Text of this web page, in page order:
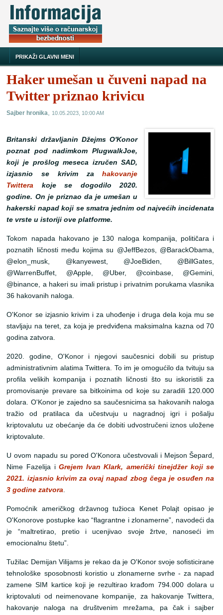
PRIKAŽI GLAVNI MENI
Haker umešan u čuveni napad na
Twitter priznao krivicu
Sajber hronika, 10.05.2023, 10:00 AM
Britanski državljanin Džejms O'Konor
poznat pod nadimkom PlugwalkJoe,
koji je prošlog meseca izručen SAD,
izjasnio se krivim za
hakovanje
Twittera
koje se dogodilo 2020.
godine. On je priznao da je umešan u
hakerski napad koji se smatra jednim od najvećih incidenata
te vrste u istoriji ove platforme.
Tokom napada hakovano je 130 naloga kompanija, političara i
poznatih ličnosti među kojima su @JeffBezos, @BarackObama,
@elon_musk, @kanyewest, @JoeBiden, @BillGates,
@WarrenBuffet, @Apple, @Uber, @coinbase, @Gemini,
@binance, a hakeri su imali pristup i privatnim porukama vlasnika
36 hakovanih naloga.
O'Konor se izjasnio krivim i za uhođenje i druga dela koja mu se
stavljaju na teret, za koja je predviđena maksimalna kazna od 70
godina zatvora.
2020. godine, O'Konor i njegovi saučesnici dobili su pristup
administrativnim alatima Twittera. To im je omogućilo da tvituju sa
profila velikih kompanija i poznatih ličnosti što su iskoristili za
promovisanje prevare sa bitkoinima od koje su zaradili 120.000
dolara. O'Konor je zajedno sa saučesnicima sa hakovanih naloga
tražio od pratilaca da učestvuju u nagradnoj igri i pošalju
kriptovalutu uz obećanje da će dobiti udvostručeni iznos uložene
kriptovalute.
U ovom napadu su pored O'Konora učestvovali i Mejson Šepard,
Nime Fazelija iGrejem Ivan Klark, američki tinejdžer koji se
2021. izjasnio krivim za ovaj napad zbog čega je osuđen na
3 godine zatvora.
Pomoćnik američkog državnog tužioca Kenet Polajt opisao je
O'Konorove postupke kao “flagrantne i zlonamerne”, navodeći da
je “maltretirao, pretio i ucenjivao svoje žrtve, nanoseći im
emocionalnu štetu”.
Tužilac Demijan Vilijams je rekao da je O'Konor svoje sofisticirane
tehnološke sposobnosti koristio u zlonamerne svrhe - za napad
zamene SIM kartice koji je rezultirao krađom 794.000 dolara u
kriptovaluti od neimenovane kompanije, za hakovanje Twittera,
hakovanje naloga na društvenim mrežama, pa čak i sajber